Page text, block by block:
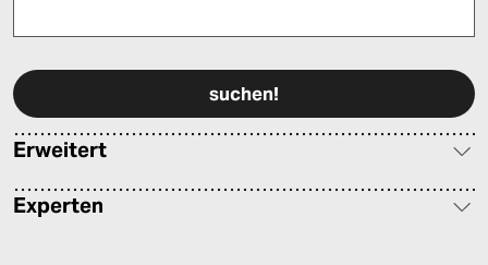
Erweitert
Experten